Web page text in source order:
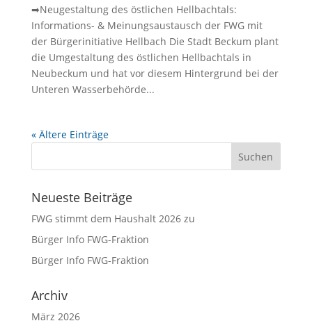
➡Neugestaltung des östlichen Hellbachtals:
Informations- & Meinungsaustausch der FWG mit
der Bürgerinitiative Hellbach Die Stadt Beckum plant
die Umgestaltung des östlichen Hellbachtals in
Neubeckum und hat vor diesem Hintergrund bei der
Unteren Wasserbehörde...
« Ältere Einträge
Neueste Beiträge
FWG stimmt dem Haushalt 2026 zu
Bürger Info FWG-Fraktion
Bürger Info FWG-Fraktion
Archiv
März 2026